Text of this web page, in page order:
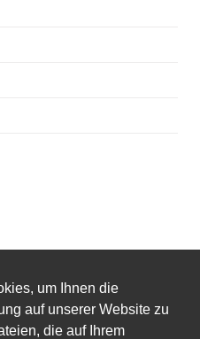
um Ihnen die
auf unserer Website zu
die auf Ihrem